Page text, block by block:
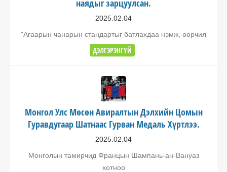
наядыг зарцуулсан.
2025.02.04
"Агаарын чанарын стандартыг батлахдаа нэмж, өөрчил
ДЭЛГЭРЭНГҮЙ
Монгол Улс Мөсөн Авиралтын Дэлхийн Цомын
Гуравдугаар Шатнаас Гурван Медаль Хүртлээ.
2025.02.04
Монголын тамирчид Францын Шампань-ан-Вануаз
хотноо